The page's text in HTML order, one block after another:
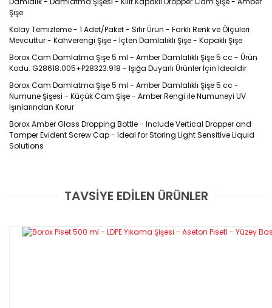
Şişe
Kolay Temizleme - 1 Adet/Paket - Sıfır Ürün - Farklı Renk ve Ölçüleri
Mevcuttur - Kahverengi Şişe - İçten Damlalıklı Şişe - Kapaklı Şişe
Borox Cam Damlatma Şişe 5 ml - Amber Damlalıklı Şişe 5 cc - Ürün
Kodu: G28618.005+P28323.918 - Işığa Duyarlı Ürünler İçin İdealdir
Borox Cam Damlatma Şişe 5 ml - Amber Damlalıklı Şişe 5 cc -
Numune Şişesi - Küçük Cam Şişe - Amber Rengi ile Numuneyi UV
Işınlarından Korur
Borox Amber Glass Dropping Bottle - Include Vertical Dropper and
Tamper Evident Screw Cap- Ideal for Storing Light Sensitive Liquid
Solutions
Bu ürüne ilk yorumu siz yapın!
Yorum Yaz
- Kapak temizlik için kolaylıkla çıkarılabilir.
damlalığıyla birlikte sunulur.
TAVSİYE EDİLEN ÜRÜNLER